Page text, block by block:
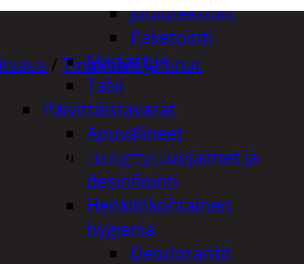
Joulutekstiilit
Paketointi
Marjastus
Talvi
Päivittäistavarat
Apuvälineet
Hengityssuojaimet ja
desinfiointi
Henkilökohtainen
hygienia
Deodorantit
/ Tinakolvit ja tinat
2,5MM×1,5M